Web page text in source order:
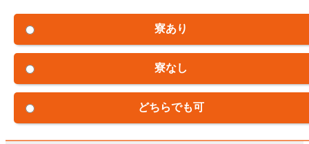
寮あり
寮なし
どちらでも可